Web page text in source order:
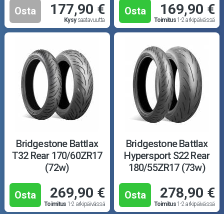
Osta 177,90 €
Kysysaatavuutta
Osta 169,90 €
Toimitus1-2 arkipäivässä
Bridgestone Battlax
T32 Rear 170/60ZR17
(72w)
Osta 269,90 €
Toimitus 1-2 arkipäivässä
Bridgestone Battlax
Hypersport S22 Rear
180/55ZR17 (73w)
Osta 278,90 €
Toimitus1-2 arkipäivässä